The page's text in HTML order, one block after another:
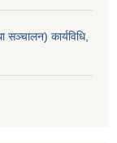
कार्यविधि,